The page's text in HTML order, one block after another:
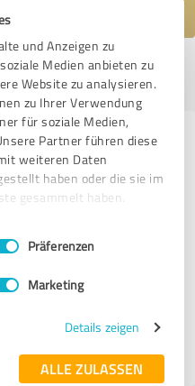
und Anzeigen zu
Medien anbieten zu
Website zu analysieren.
zu Ihrer Verwendung
für soziale Medien,
Partner führen diese
weiteren Daten
haben oder die sie im
gesammelt haben.
Präferenzen
Marketing
Details zeigen
ALLE ZULASSEN
04.08.2026|Profil
weiteren
Bereich